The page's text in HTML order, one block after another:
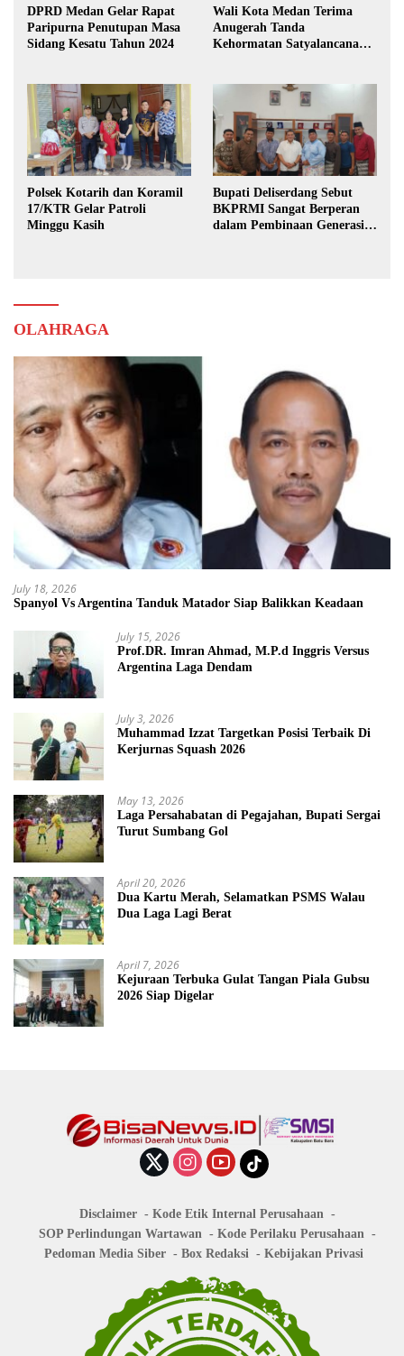
DPRD Medan Gelar Rapat
Paripurna Penutupan Masa
Sidang Kesatu Tahun 2024
Wali Kota Medan Terima
Anugerah Tanda
Kehormatan Satyalancana
Polsek Kotarih dan Koramil
17/KTR Gelar Patroli
Minggu Kasih
Bupati Deliserdang Sebut
BKPRMI Sangat Berperan
dalam Pembinaan Generasi
OLAHRAGA
July 18, 2026
Spanyol Vs Argentina Tanduk Matador Siap Balikkan Keadaan
July 15, 2026
Prof.DR. Imran Ahmad, M.P.d Inggris Versus
Argentina Laga Dendam
July 3, 2026
Muhammad Izzat Targetkan Posisi Terbaik Di
Kerjurnas Squash 2026
May 13, 2026
Laga Persahabatan di Pegajahan, Bupati Sergai
Turut Sumbang Gol
April 20, 2026
Dua Kartu Merah, Selamatkan PSMS Walau
Dua Laga Lagi Berat
April 7, 2026
Kejuraan Terbuka Gulat Tangan Piala Gubsu
2026 Siap Digelar
Disclaimer
Kode Etik Internal Perusahaan
SOP Perlindungan Wartawan
Kode Perilaku Perusahaan
Pedoman Media Siber
Box Redaksi Kebijakan Privasi